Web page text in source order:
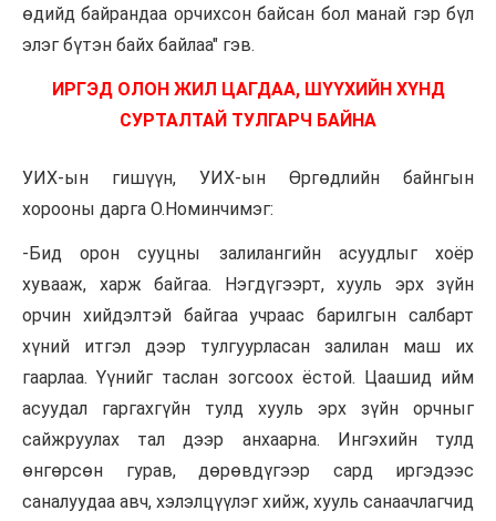
өдийд байрандаа орчихсон байсан бол манай гэр бүл
элэг бүтэн байх байлаа" гэв.
ИРГЭД ОЛОН ЖИЛ ЦАГДАА, ШҮҮХИЙН ХҮНД
СУРТАЛТАЙ ТУЛГАРЧ БАЙНА
УИХ-ын гишүүн, УИХ-ын Өргөдлийн байнгын
хорооны дарга О.Номинчимэг:
-Бид орон сууцны залилангийн асуудлыг хоёр
хувааж, харж байгаа. Нэгдүгээрт, хууль эрх зүйн
орчин хийдэлтэй байгаа учраас барилгын салбарт
хүний итгэл дээр тулгуурласан залилан маш их
гаарлаа. Үүнийг таслан зогсоох ёстой. Цаашид ийм
асуудал гаргахгүйн тулд хууль эрх зүйн орчныг
сайжруулах тал дээр анхаарна. Ингэхийн тулд
өнгөрсөн гурав, дөрөвдүгээр сард иргэдээс
саналуудаа авч, хэлэлцүүлэг хийж, хууль санаачлагчид